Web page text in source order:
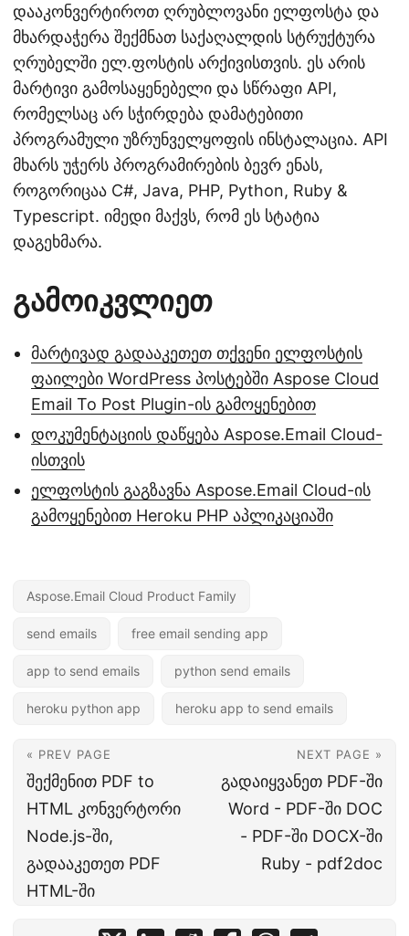
დააკონვერტიროთ ღრუბლოვანი ელფოსტა და
მხარდაჭერა შექმნათ საქაღალდის სტრუქტურა
ღრუბელში ელ.ფოსტის არქივისთვის. ეს არის
მარტივი გამოსაყენებელი და სწრაფი API,
რომელსაც არ სჭირდება დამატებითი
პროგრამული უზრუნველყოფის ინსტალაცია. API
მხარს უჭერს პროგრამირების ბევრ ენას,
როგორიცაა C#, Java, PHP, Python, Ruby &
Typescript. იმედი მაქვს, რომ ეს სტატია
დაგეხმარა.
გამოიკვლიეთ
მარტივად გადააკეთეთ თქვენი ელფოსტის
ფაილები WordPress პოსტებში Aspose Cloud
Email To Post Plugin-ის გამოყენებით
დოკუმენტაციის დაწყება Aspose.Email Cloud-
ისთვის
ელფოსტის გაგზავნა Aspose.Email Cloud-ის
გამოყენებით Heroku PHP აპლიკაციაში
Aspose.Email Cloud Product Family
send emails free email sending app
app to send emails python send emails
heroku python app heroku app to send emails
« PREV PAGE
შექმენით PDF to
HTML კონვერტორი
Node.js-ში,
გადააკეთეთ PDF
HTML-ში
NEXT PAGE »
გადაიყვანეთ PDF-ში
Word - PDF-ში DOC
- PDF-ში DOCX-ში
Ruby - pdf2doc